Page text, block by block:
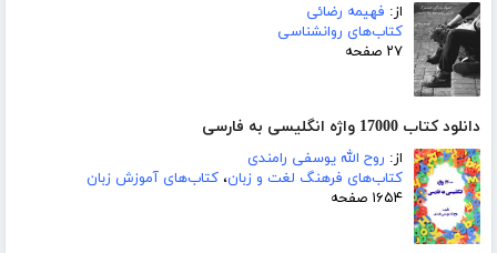
از: فهیمه رضائی
کتاب‌های روانشناسی
۲۷ صفحه
دانلود کتاب 17000 واژه انگلیسی به فارسی
از: روح الله یوسفی رامندی
کتاب‌های فرهنگ لغت و زبان، کتاب‌های آموزش زبان
۱۶۵۴ صفحه